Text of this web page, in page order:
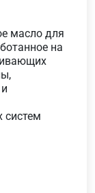
масло для
на
систем